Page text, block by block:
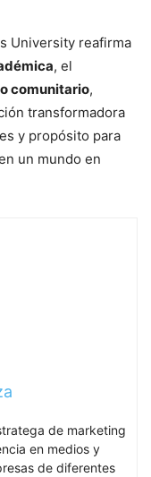
University reafirma
, el
comunitario,
transformadora
y propósito para
un mundo en
de marketing
en medios y
de diferentes